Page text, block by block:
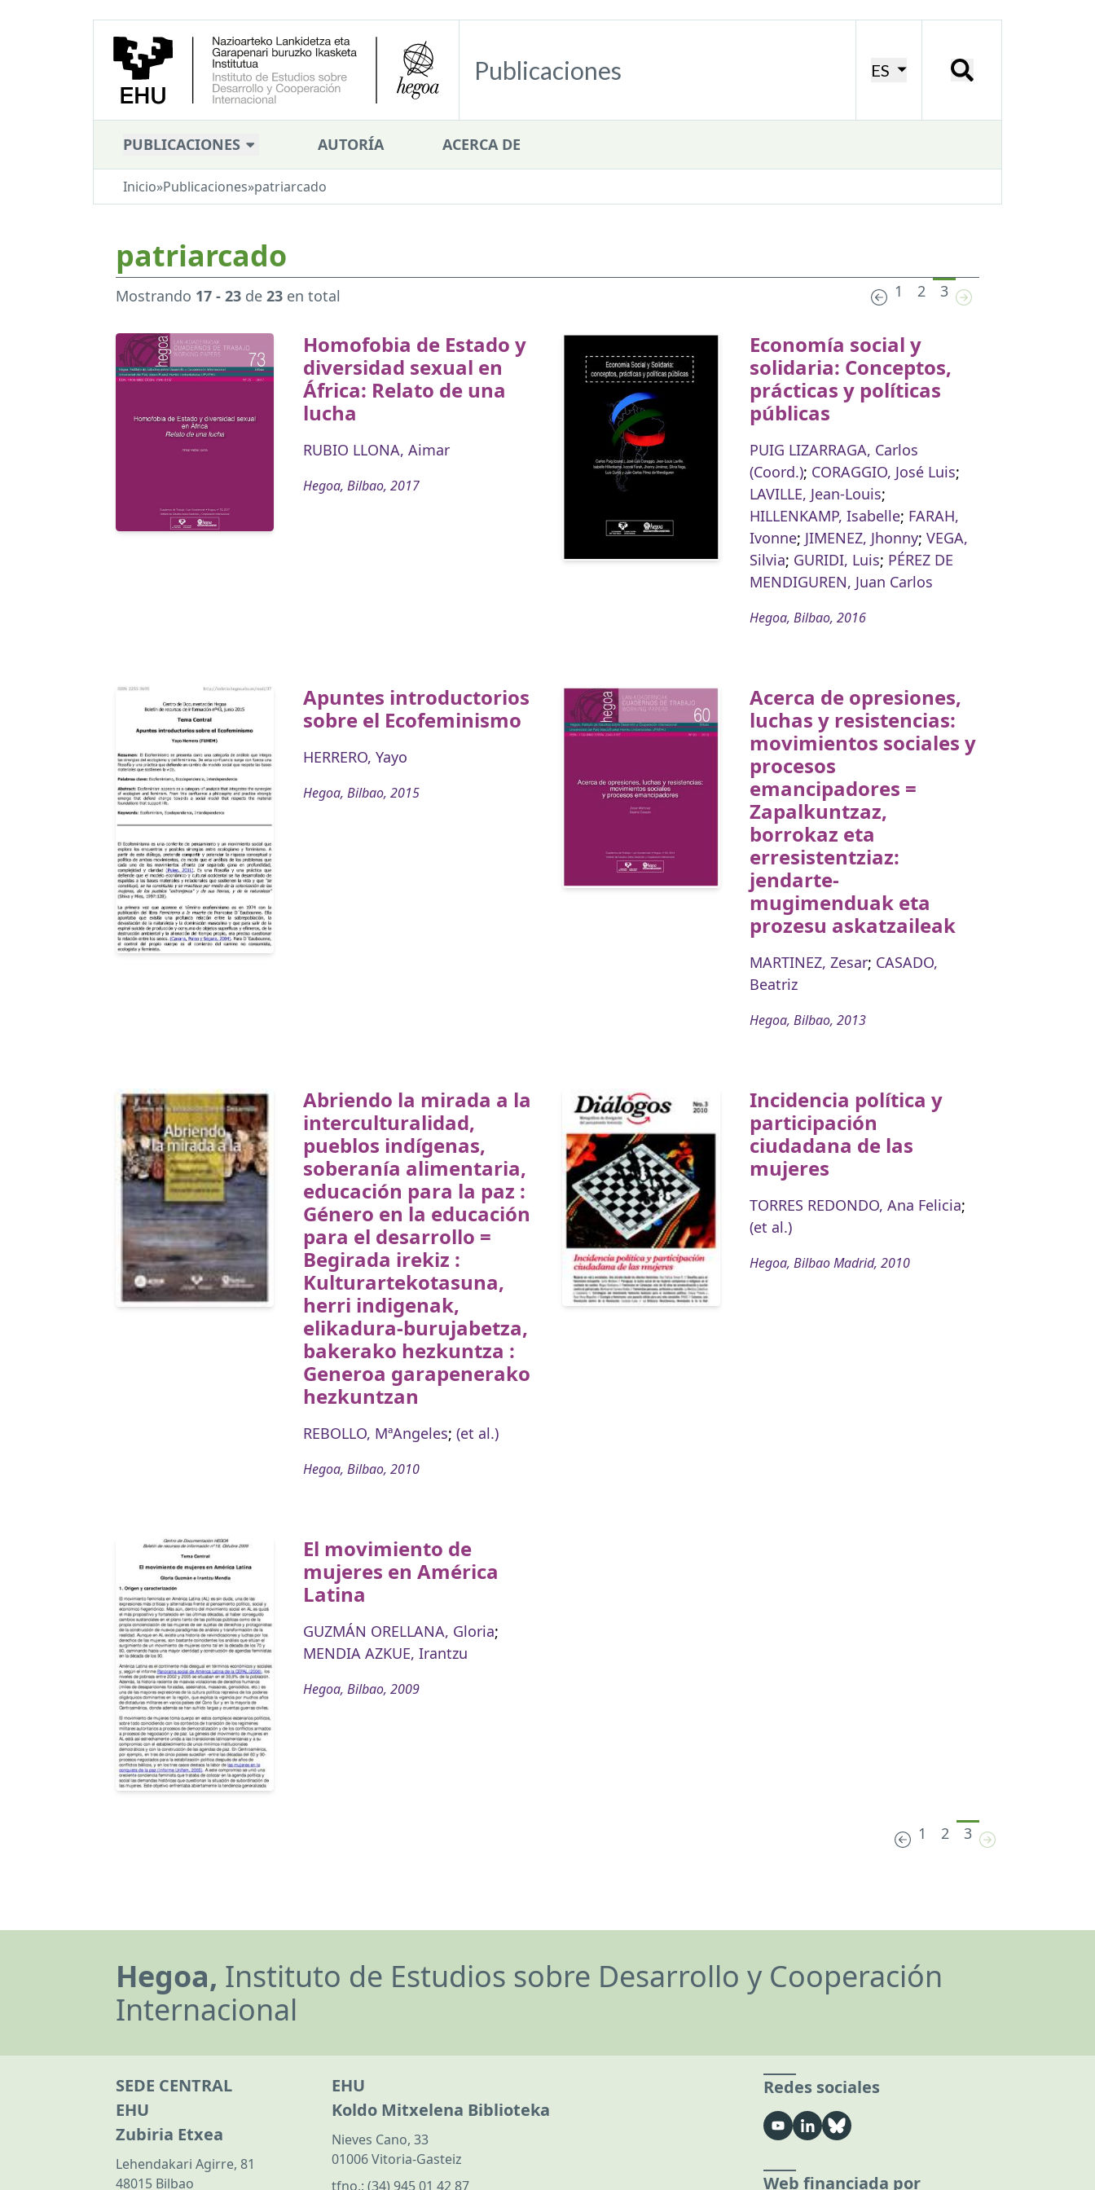
Publicaciones ES
PUBLICACIONES AUTORÍA ACERCA DE
Inicio»Publicaciones»patriarcado
patriarcado
Mostrando 17 - 23 de 23 en total 1 2 3
Homofobia de Estado y
diversidad sexual en
África: Relato de una
lucha
RUBIO LLONA, Aimar
Hegoa, Bilbao, 2017
Economía social y
solidaria: Conceptos,
prácticas y políticas
públicas
PUIG LIZARRAGA, Carlos
(Coord.); CORAGGIO, José Luis;
LAVILLE, Jean-Louis;
HILLENKAMP, Isabelle; FARAH,
Ivonne; JIMENEZ, Jhonny; VEGA,
Silvia; GURIDI, Luis; PÉREZ DE
MENDIGUREN, Juan Carlos
Hegoa, Bilbao, 2016
Apuntes introductorios
sobre el Ecofeminismo
HERRERO, Yayo
Hegoa, Bilbao, 2015
Acerca de opresiones,
luchas y resistencias:
movimientos sociales y
procesos
emancipadores =
Zapalkuntzaz,
borrokaz eta
erresistentziaz:
jendarte-
mugimenduak eta
prozesu askatzaileak
MARTINEZ, Zesar; CASADO,
Beatriz
Hegoa, Bilbao, 2013
Abriendo la mirada a la
interculturalidad,
pueblos indígenas,
soberanía alimentaria,
educación para la paz :
Género en la educación
para el desarrollo =
Begirada irekiz :
Kulturartekotasuna,
herri indigenak,
elikadura-burujabetza,
bakerako hezkuntza :
Generoa garapenerako
hezkuntzan
REBOLLO, MªAngeles; (et al.)
Hegoa, Bilbao, 2010
Incidencia política y
participación
ciudadana de las
mujeres
TORRES REDONDO, Ana Felicia;
(et al.)
Hegoa, Bilbao Madrid, 2010
El movimiento de
mujeres en América
Latina
GUZMÁN ORELLANA, Gloria;
MENDIA AZKUE, Irantzu
Hegoa, Bilbao, 2009
1 2 3
Hegoa, Instituto de Estudios sobre Desarrollo y Cooperación
Internacional
SEDE CENTRAL
EHU
Zubiria Etxea
Lehendakari Agirre, 81
48015 Bilbao
EHU
Koldo Mitxelena Biblioteka
Nieves Cano, 33
01006 Vitoria-Gasteiz
tfno.: (34) 945 01 42 87
Redes sociales
Web financiada por